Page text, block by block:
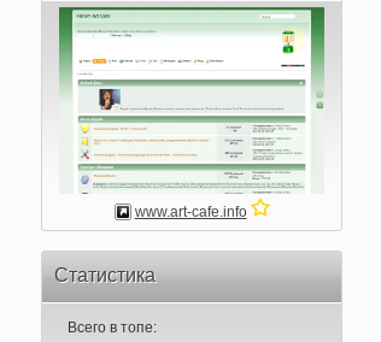
www.art-cafe.info
Статистика
Всего в топе: